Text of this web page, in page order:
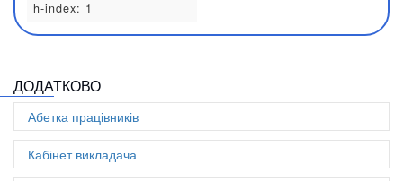
Цитувань: 4
Цитовано із4документів
Співавторів: 13
Документів: 5
h-index: 1
ДОДАТКОВО
Абетка працівників
Кабінет викладача